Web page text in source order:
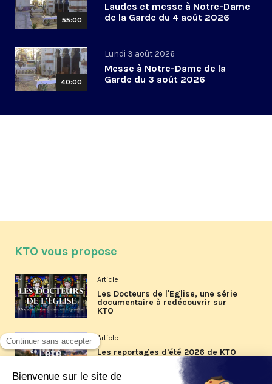
55:00
Laudes et messe à Notre-Dame
de la Garde du 4 août 2026
40:00
Lundi 3 août 2026
Messe à Notre-Dame de la
Garde du 3 août 2026
KTO vous propose
Article
Les Docteurs de l'Église, une série
documentaire à redécouvrir sur
KTO
Article
Les reportages d'été 2026 de KTO